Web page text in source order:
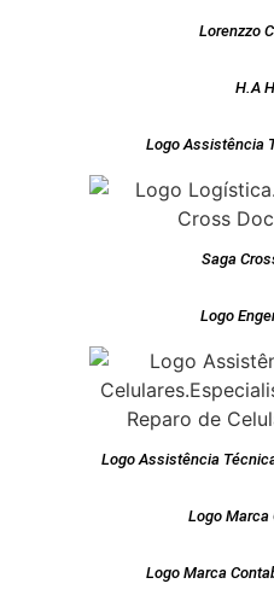
Lorenzzo
H.A
Logo Assistência
Saga
Logo
Logo Assistência
Logo Marca
Logo Marca